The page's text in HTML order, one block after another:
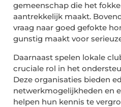
gemeenschap die het
aantrekkelijk maakt.
vraag naar goed gefokte
gunstig maakt voor
Daarnaast spelen lokale
cruciale rol in het
Deze organisaties bieden
netwerkmogelijkheden en
helpen hun kennis te